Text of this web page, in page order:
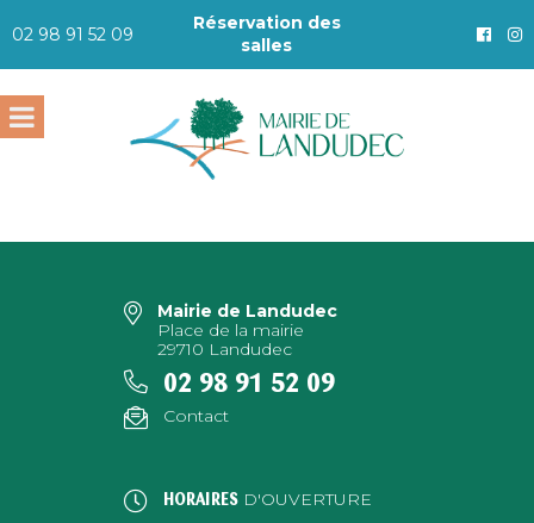
02 98 91 52 09
Réservation des
salles
Mairie de Landudec
Place de la mairie
29710 Landudec
02 98 91 52 09
Contact
HORAIRES D'OUVERTURE